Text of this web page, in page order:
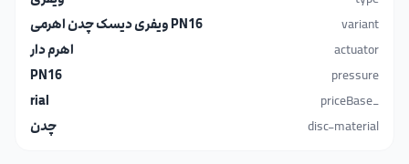
variant
PN16 ویفری دیسک چدن اهرمی
actuator
اهرم دار
pressure
PN16
_priceBase
rial
disc-material
چدن